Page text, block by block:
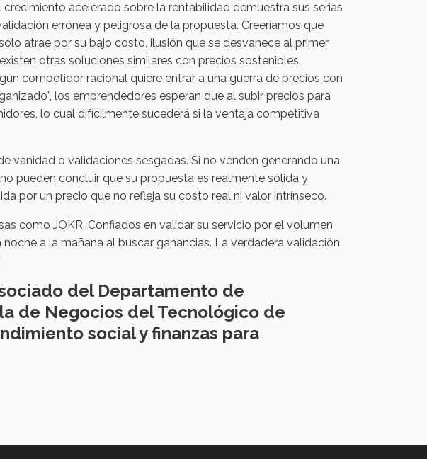
acelerado sobre la rentabilidad demuestra sus serias
errónea y peligrosa de la propuesta. Creeríamos que
atrae por su bajo costo, ilusión que se desvanece al primer
otras soluciones similares con precios sostenibles.
competidor racional quiere entrar a una guerra de precios con
los emprendedores esperan que al subir precios para
lo cual difícilmente sucederá si la ventaja competitiva
vanidad o validaciones sesgadas. Si no venden generando una
pueden concluir que su propuesta es realmente sólida y
por un precio que no refleja su costo real ni valor intrínseco.
como JOKR. Confiados en validar su servicio por el volumen
a la mañana al buscar ganancias. La verdadera validación
del Departamento de
de Negocios del Tecnológico de
social y finanzas para